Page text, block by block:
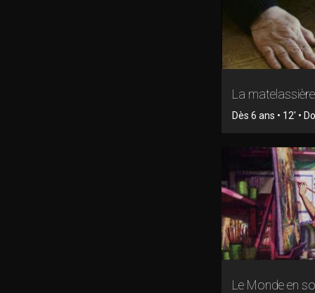
La matelassière
Dès 6 ans • 12' •
Le Monde en